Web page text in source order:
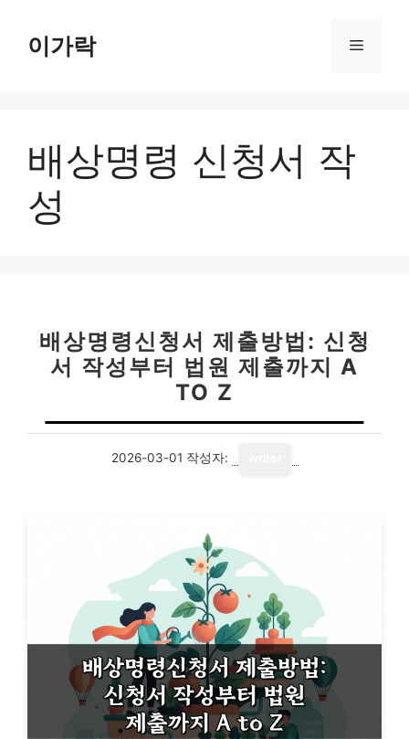
이가락 메
배상명령 신청서 작
성
배상명령신청서 제출방법: 신청
서 작성부터 법원 제출까지 A
TO Z
2026-03-01 작성자: